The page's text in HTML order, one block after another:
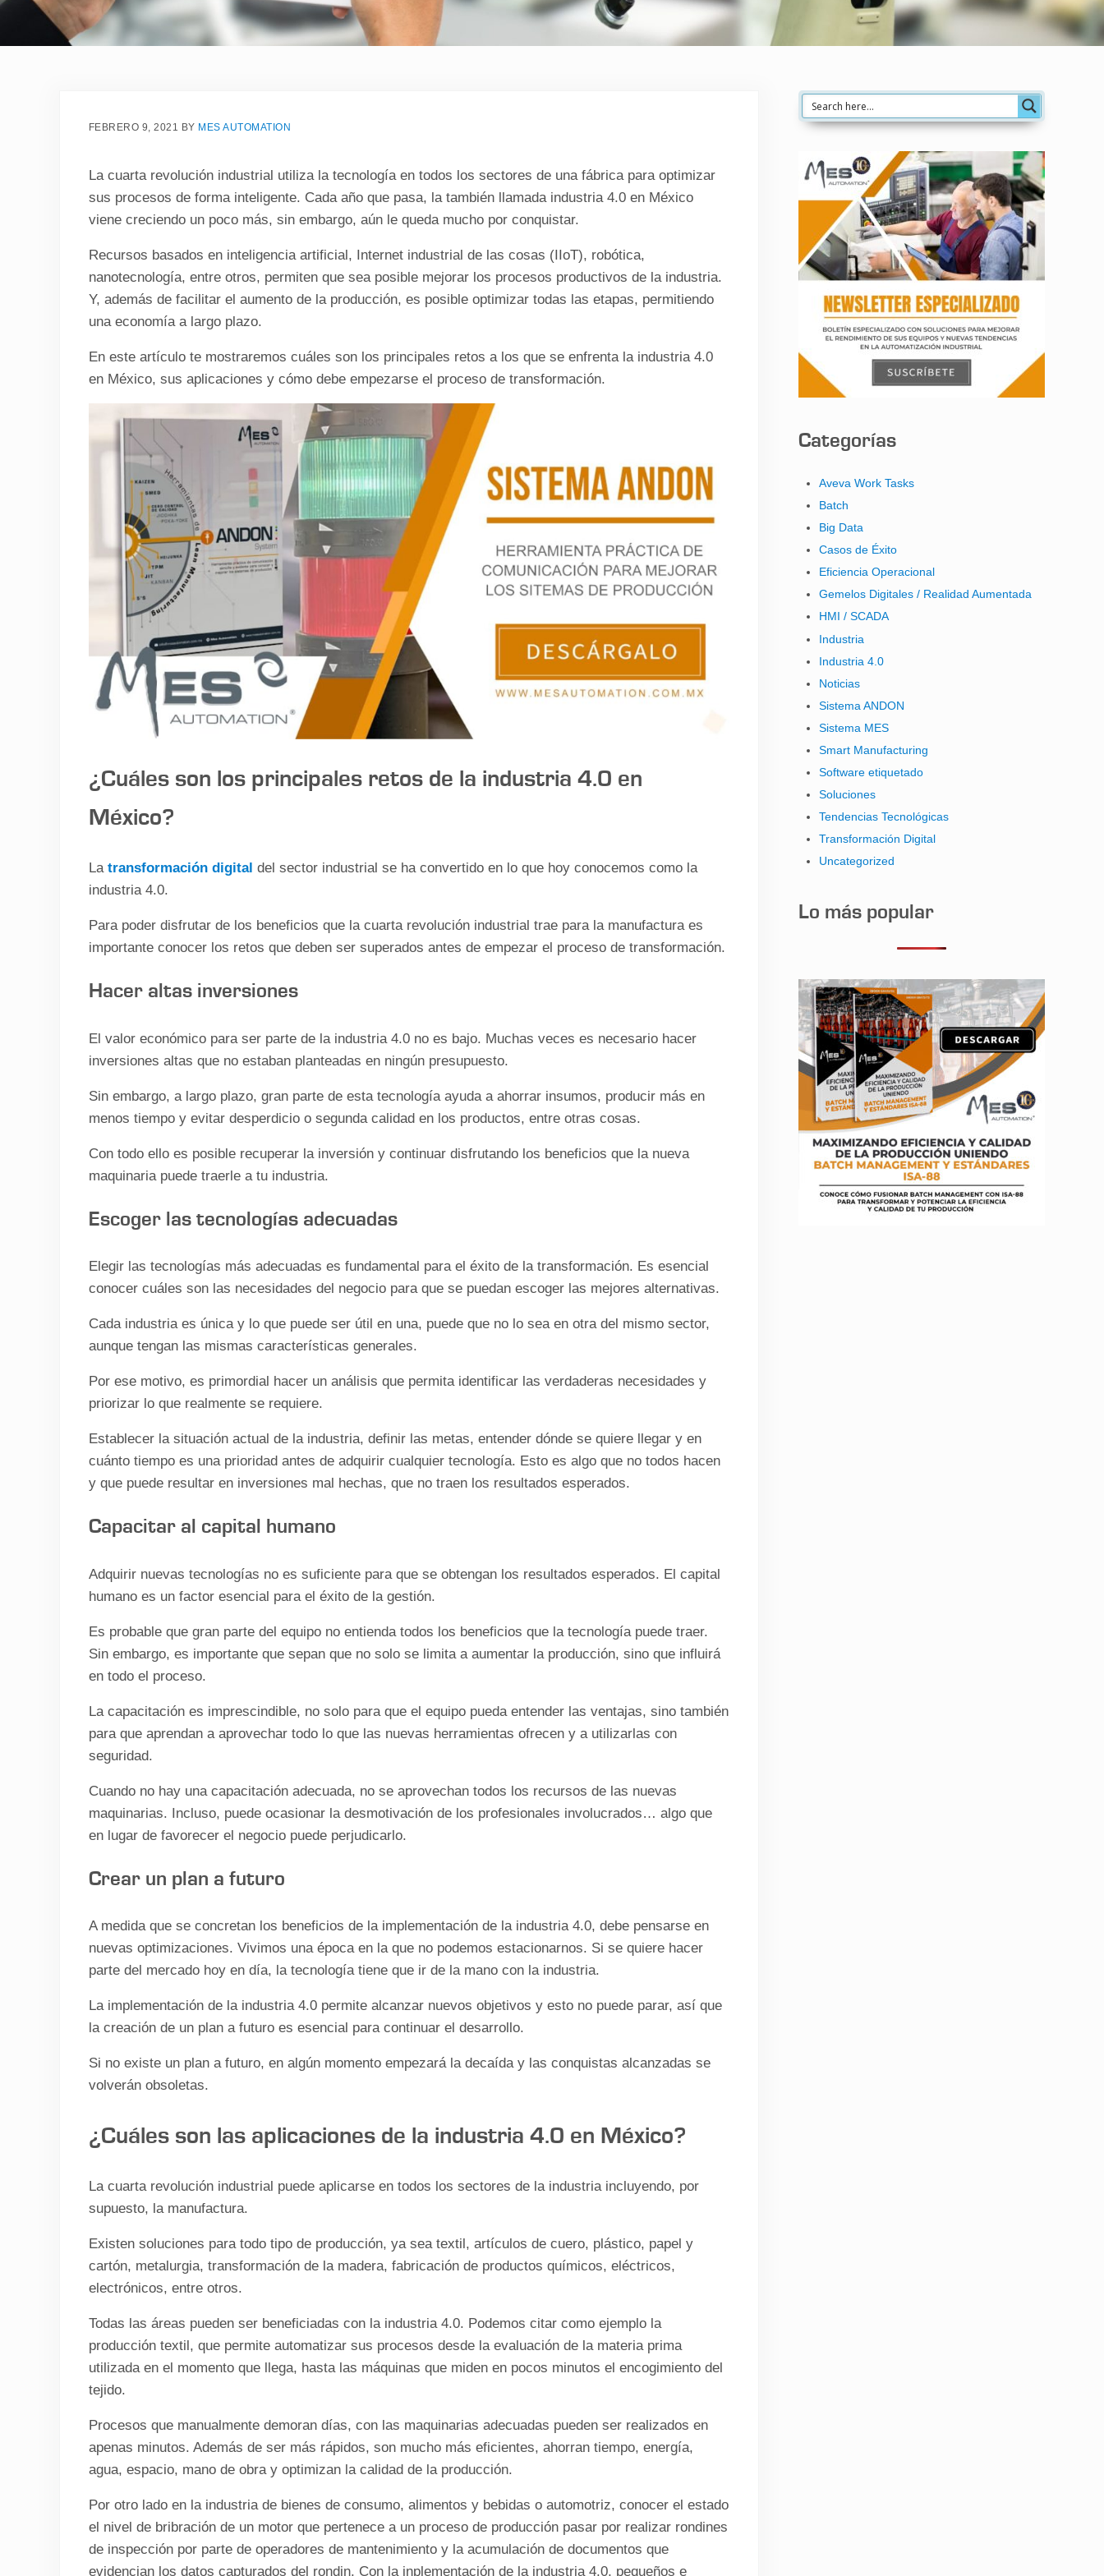
FEBRERO 9, 2021 BY MES AUTOMATION
La cuarta revolución industrial utiliza la tecnología en todos los sectores de una fábrica para optimizar
sus procesos de forma inteligente. Cada año que pasa, la también llamada industria 4.0 en México
viene creciendo un poco más, sin embargo, aún le queda mucho por conquistar.
Recursos basados en inteligencia artificial, Internet industrial de las cosas (IIoT), robótica,
nanotecnología, entre otros, permiten que sea posible mejorar los procesos productivos de la industria.
Y, además de facilitar el aumento de la producción, es posible optimizar todas las etapas, permitiendo
una economía a largo plazo.
En este artículo te mostraremos cuáles son los principales retos a los que se enfrenta la industria 4.0
en México, sus aplicaciones y cómo debe empezarse el proceso de transformación.
¿Cuáles son los principales retos de la industria 4.0 en
México?
La transformación digital del sector industrial se ha convertido en lo que hoy conocemos como la
industria 4.0.
Para poder disfrutar de los beneficios que la cuarta revolución industrial trae para la manufactura es
importante conocer los retos que deben ser superados antes de empezar el proceso de transformación.
Hacer altas inversiones
El valor económico para ser parte de la industria 4.0 no es bajo. Muchas veces es necesario hacer
inversiones altas que no estaban planteadas en ningún presupuesto.
Sin embargo, a largo plazo, gran parte de esta tecnología ayuda a ahorrar insumos, producir más en
menos tiempo y evitar desperdicio o segunda calidad en los productos, entre otras cosas.
Con todo ello es posible recuperar la inversión y continuar disfrutando los beneficios que la nueva
maquinaria puede traerle a tu industria.
Escoger las tecnologías adecuadas
Elegir las tecnologías más adecuadas es fundamental para el éxito de la transformación. Es esencial
conocer cuáles son las necesidades del negocio para que se puedan escoger las mejores alternativas.
Cada industria es única y lo que puede ser útil en una, puede que no lo sea en otra del mismo sector,
aunque tengan las mismas características generales.
Por ese motivo, es primordial hacer un análisis que permita identificar las verdaderas necesidades y
priorizar lo que realmente se requiere.
Establecer la situación actual de la industria, definir las metas, entender dónde se quiere llegar y en
cuánto tiempo es una prioridad antes de adquirir cualquier tecnología. Esto es algo que no todos hacen
y que puede resultar en inversiones mal hechas, que no traen los resultados esperados.
Capacitar al capital humano
Adquirir nuevas tecnologías no es suficiente para que se obtengan los resultados esperados. El capital
humano es un factor esencial para el éxito de la gestión.
Es probable que gran parte del equipo no entienda todos los beneficios que la tecnología puede traer.
Sin embargo, es importante que sepan que no solo se limita a aumentar la producción, sino que influirá
en todo el proceso.
La capacitación es imprescindible, no solo para que el equipo pueda entender las ventajas, sino también
para que aprendan a aprovechar todo lo que las nuevas herramientas ofrecen y a utilizarlas con
seguridad.
Cuando no hay una capacitación adecuada, no se aprovechan todos los recursos de las nuevas
maquinarias. Incluso, puede ocasionar la desmotivación de los profesionales involucrados… algo que
en lugar de favorecer el negocio puede perjudicarlo.
Crear un plan a futuro
A medida que se concretan los beneficios de la implementación de la industria 4.0, debe pensarse en
nuevas optimizaciones. Vivimos una época en la que no podemos estacionarnos. Si se quiere hacer
parte del mercado hoy en día, la tecnología tiene que ir de la mano con la industria.
La implementación de la industria 4.0 permite alcanzar nuevos objetivos y esto no puede parar, así que
la creación de un plan a futuro es esencial para continuar el desarrollo.
Si no existe un plan a futuro, en algún momento empezará la decaída y las conquistas alcanzadas se
volverán obsoletas.
¿Cuáles son las aplicaciones de la industria 4.0 en México?
La cuarta revolución industrial puede aplicarse en todos los sectores de la industria incluyendo, por
supuesto, la manufactura.
Existen soluciones para todo tipo de producción, ya sea textil, artículos de cuero, plástico, papel y
cartón, metalurgia, transformación de la madera, fabricación de productos químicos, eléctricos,
electrónicos, entre otros.
Todas las áreas pueden ser beneficiadas con la industria 4.0. Podemos citar como ejemplo la
producción textil, que permite automatizar sus procesos desde la evaluación de la materia prima
utilizada en el momento que llega, hasta las máquinas que miden en pocos minutos el encogimiento del
tejido.
Procesos que manualmente demoran días, con las maquinarias adecuadas pueden ser realizados en
apenas minutos. Además de ser más rápidos, son mucho más eficientes, ahorran tiempo, energía,
agua, espacio, mano de obra y optimizan la calidad de la producción.
Por otro lado en la industria de bienes de consumo, alimentos y bebidas o automotriz, conocer el estado
el nivel de bribración de un motor que pertenece a un proceso de producción pasar por realizar rondines
de inspección por parte de operadores de mantenimiento y la acumulación de documentos que
evidencian los datos capturados del rondin. Con la inplementación de la industria 4.0, pequeños e
Sidebar
Categorías
Aveva Work Tasks
Batch
Big Data
Casos de Éxito
Eficiencia Operacional
Gemelos Digitales / Realidad Aumentada
HMI / SCADA
Industria
Industria 4.0
Noticias
Sistema ANDON
Sistema MES
Smart Manufacturing
Software etiquetado
Soluciones
Tendencias Tecnológicas
Transformación Digital
Uncategorized
Lo más popular